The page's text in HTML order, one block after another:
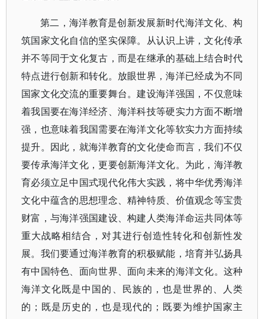
第二，海洋教育是创新发展新时代海洋文化、构
筑国家文化自信的坚实保障。从认识上讲，文化传承
并不等同于文化复古，而是在继承的基础上结合时代
特点进行创新和转化。放眼世界，海洋已经成为不同
国家文化交流的重要舞台。建设海洋强国，不仅意味
着我国要在海洋经济、海洋科技等硬实力方面不断增
强，也意味着我国需要在海洋文化等软实力方面持续
提升。因此，就海洋教育的文化使命而言，我们不仅
要传承海洋文化，更要创新海洋文化。为此，海洋教
育必须立足中国式现代化伟大实践，将中华优秀海洋
文化中蕴含的思想理念、精神特质、价值观念等宝贵
财富，与海洋强国建设、构建人类海洋命运共同体等
重大战略相结合，对其进行创造性转化和创新性发
展。我们要通过海洋教育的积极赋能，培育并弘扬具
有中国特色、面向世界、面向未来的海洋文化。这种
海洋文化既是中国的、民族的，也是世界的、人类
的；既是历史的，也是现代的；既要为维护国家主